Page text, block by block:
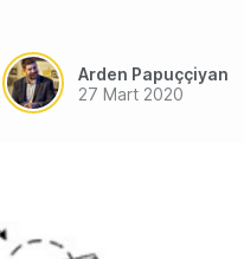
Arden Papuççiyan
27 Mart 2020